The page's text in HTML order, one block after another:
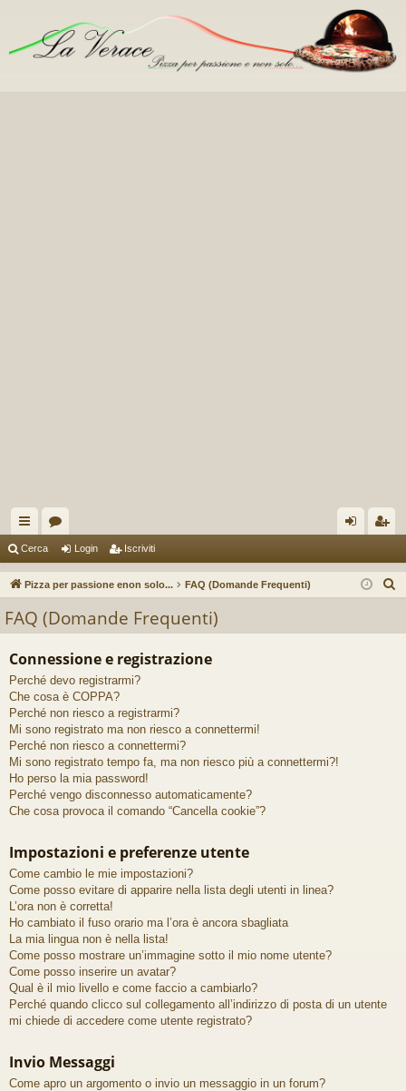
oll
eg
en
ti
R
idi
u in riv
Cerca Login Iscriviti
Pizza per passione enon solo... FAQ (Domande Frequenti)
FAQ (Domande Frequenti)
Connessione e registrazione
Perché devo registrarmi?
Che cosa è COPPA?
Perché non riesco a registrarmi?
Mi sono registrato ma non riesco a connettermi!
Perché non riesco a connettermi?
Mi sono registrato tempo fa, ma non riesco più a connettermi?!
Ho perso la mia password!
Perché vengo disconnesso automaticamente?
Che cosa provoca il comando “Cancella cookie”?
Impostazioni e preferenze utente
Come cambio le mie impostazioni?
Come posso evitare di apparire nella lista degli utenti in linea?
L’ora non è corretta!
Ho cambiato il fuso orario ma l’ora è ancora sbagliata
La mia lingua non è nella lista!
Come posso mostrare un’immagine sotto il mio nome utente?
Come posso inserire un avatar?
Qual è il mio livello e come faccio a cambiarlo?
Perché quando clicco sul collegamento all’indirizzo di posta di un utente
mi chiede di accedere come utente registrato?
Invio Messaggi
Come apro un argomento o invio un messaggio in un forum?